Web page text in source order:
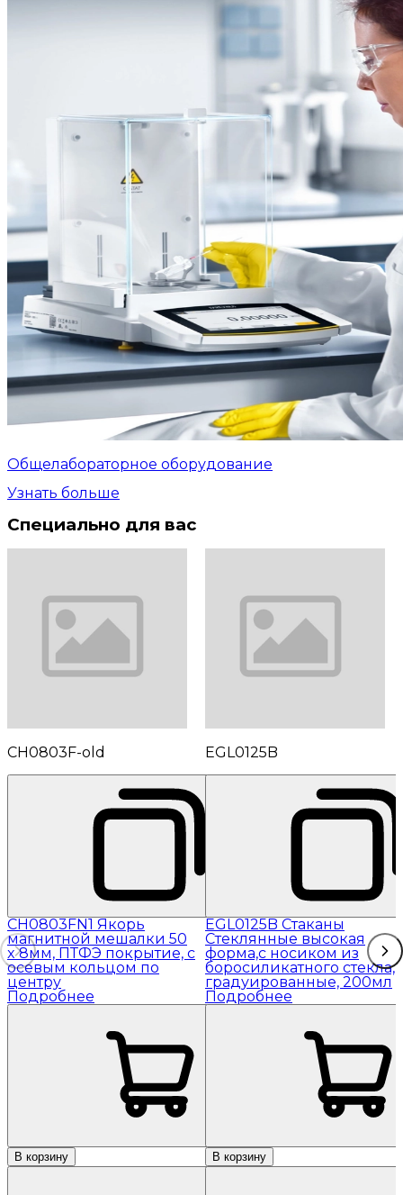
Общелабораторное оборудование
Узнать больше
Специально для вас
CH0803F-old
CH0803FN1 Якорь
магнитной мешалки 50
x 8мм, ПТФЭ покрытие, с
осевым кольцом по
центру
Подробнее
В корзину
EGL0125B
EGL0125B Стаканы
Стеклянные высокая
форма,с носиком из
боросиликатного стекла,
градуированные, 200мл
Подробнее
В корзину